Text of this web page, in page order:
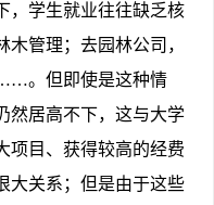
，学生就业往往缺乏核
管理；去园林公司，
。但即使是这种情
然居高不下，这与大学
项目、获得较高的经费
大关系；但是由于这些